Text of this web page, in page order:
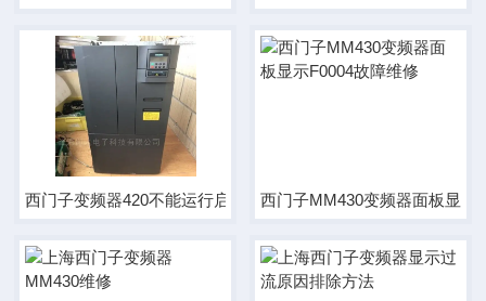
西门子变频器420不能运行启动报故障维修西门子MM430变频器面板显示